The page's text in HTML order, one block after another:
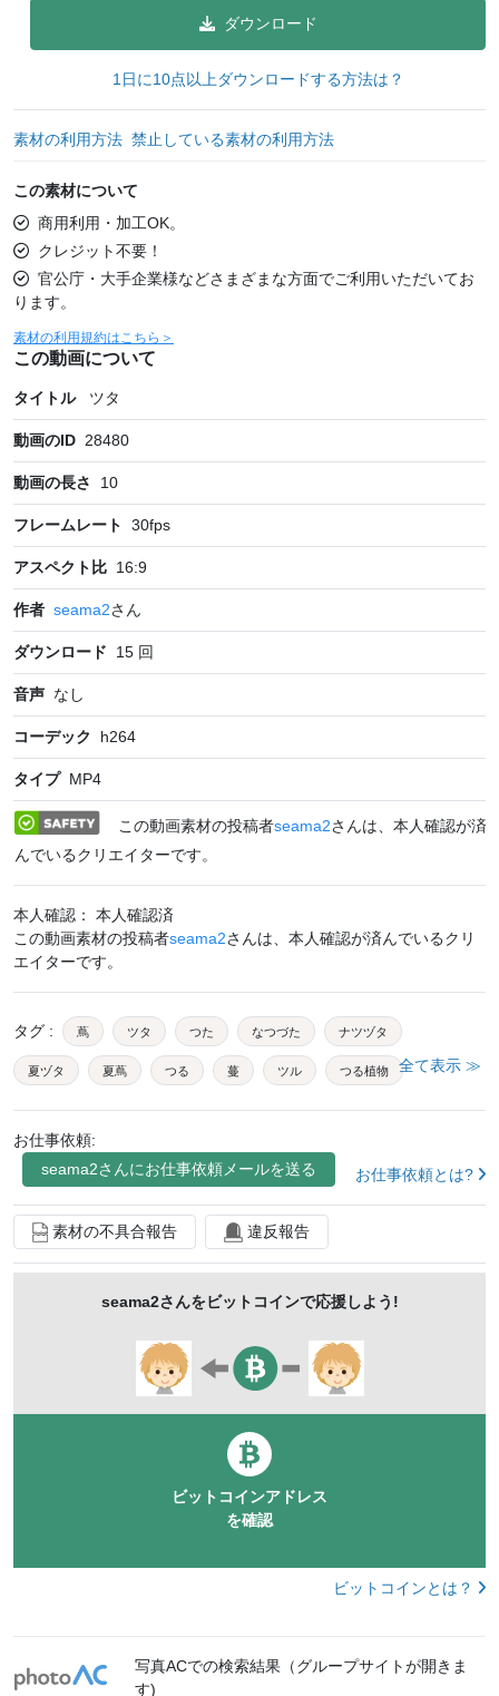
ダウンロード
1日に10点以上ダウンロードする方法は？
素材の利用方法 禁止している素材の利用方法
この素材について
商用利用・加工OK。
クレジット不要！
官公庁・大手企業様などさまざまな方面でご利用いただいてお
ります。
素材の利用規約はこちら＞
この動画について
タイトル ツタ
動画のID 28480
動画の長さ 10
フレームレート 30fps
アスペクト比 16:9
作者 seama2さん
ダウンロード 15 回
音声 なし
コーデック h264
タイプ MP4
この動画素材の投稿者seama2さんは、本人確認が済
んでいるクリエイターです。
本人確認： 本人確認済
この動画素材の投稿者seama2さんは、本人確認が済んでいるクリ
エイターです。
タグ : 蔦 ツタ つた なつづた ナツヅタ
夏ヅタ 夏蔦 つる 蔓 ツル つる植物
蔓植物 ツル植物 しょくぶつ 植物 壁
葉 自然
緑 屋外 つる性 木 モミジヅタ
アマヅラ 蔓性 ショクブツ
里山 テクスチャ アイビー 雑草
バックグラウンド 山野草 かわいい 美しい
多年草 スレート スレート壁
廃墟 廃屋 浸食 素材
全て表示 ≫
お仕事依頼:
seama2さんにお仕事依頼メールを送る お仕事依頼とは?
素材の不具合報告 違反報告
seama2さんをビットコインで応援しよう!
ビットコインアドレス
を確認
ビットコインとは？
写真ACでの検索結果（グループサイトが開きま
す)